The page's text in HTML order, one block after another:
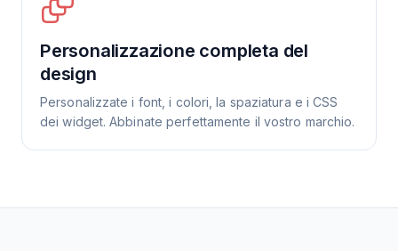
Personalizzazione completa del
design
Personalizzate i font, i colori, la spaziatura e i CSS
dei widget. Abbinate perfettamente il vostro marchio.